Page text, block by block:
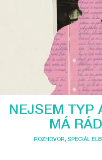
NEJSEM TYP
MÁ
ROZHOVOR, SPECIÁL